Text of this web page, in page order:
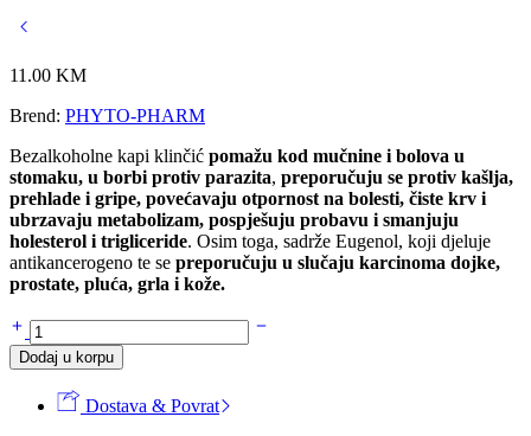
11.00 KM
Brend: PHYTO-PHARM
Bezalkoholne kapi klinčić pomažu kod mučnine i bolova u
stomaku, u borbi protiv parazita, preporučuju se protiv kašlja,
prehlade i gripe, povećavaju otpornost na bolesti, čiste krv i
ubrzavaju metabolizam, pospješuju probavu i smanjuju
holesterol i trigliceride. Osim toga, sadrže Eugenol, koji djeluje
antikancerogeno te se preporučuju u slučaju karcinoma dojke,
prostate, pluća, grla i kože.
Bezalkoholne
kapi
KLINČIĆ
Dodaj u korpu
Dostava & Povrat